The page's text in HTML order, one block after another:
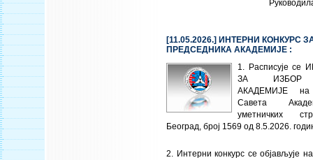
[11.05.2026.] ИНТЕРНИ КОНКУРС
ПРЕДСЕДНИКА АКАДЕМИЈЕ :
1. Расписује
ЗА ИЗБОР
АКАДЕМИЈЕ на
Савета
уметничких
Београд, број 1569 од 8.5.2026.
2. Интерни конкурс се објављује